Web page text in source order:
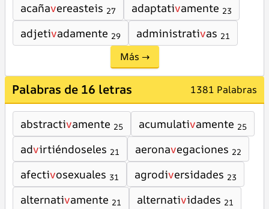
acañavereasteis 27 adaptativamente 23
adjetivadamente 29 administrativas 21
Más →
Palabras de 16 letras 1381 Palabras
abstractivamente 25 acumulativamente 25
advirtiéndoseles 21 aeronavegaciones 22
afectivosexuales 31 agrodiversidades 23
alternativamente 21 alternatividades 21